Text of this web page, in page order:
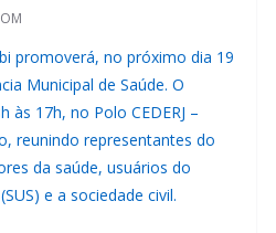
promoverá, no próximo dia 19
Municipal de Saúde. O
às 17h, no Polo CEDERJ –
reunindo representantes do
da saúde, usuários do
e a sociedade civil.